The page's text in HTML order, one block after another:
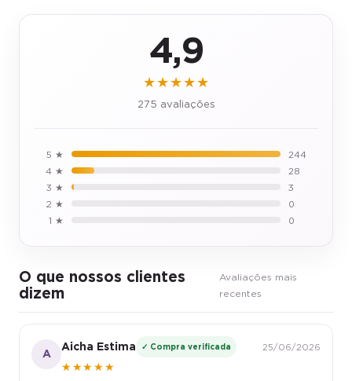
4,9
★★★★★
275 avaliações
5 ★
244
4 ★
28
3 ★
3
2 ★
0
1 ★
0
O que nossos clientes
dizem
Avaliações mais
recentes
A
Aicha Estima ✓ Compra verificada
★★★★★
25/06/2026